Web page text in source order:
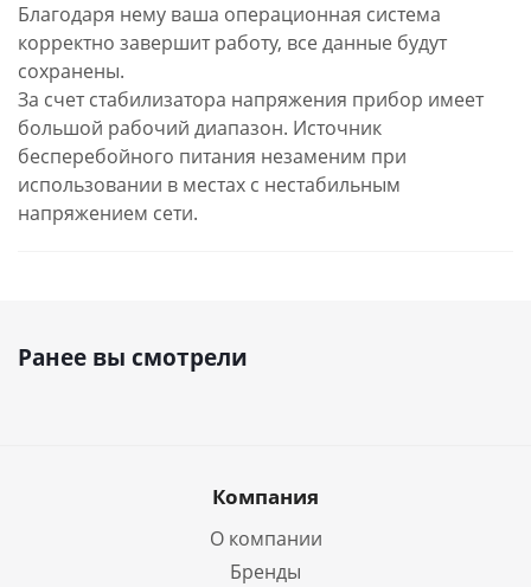
Благодаря нему ваша операционная система
корректно завершит работу, все данные будут
сохранены.
За счет стабилизатора напряжения прибор имеет
большой рабочий диапазон. Источник
бесперебойного питания незаменим при
использовании в местах с нестабильным
напряжением сети.
Ранее вы смотрели
Компания
О компании
Бренды